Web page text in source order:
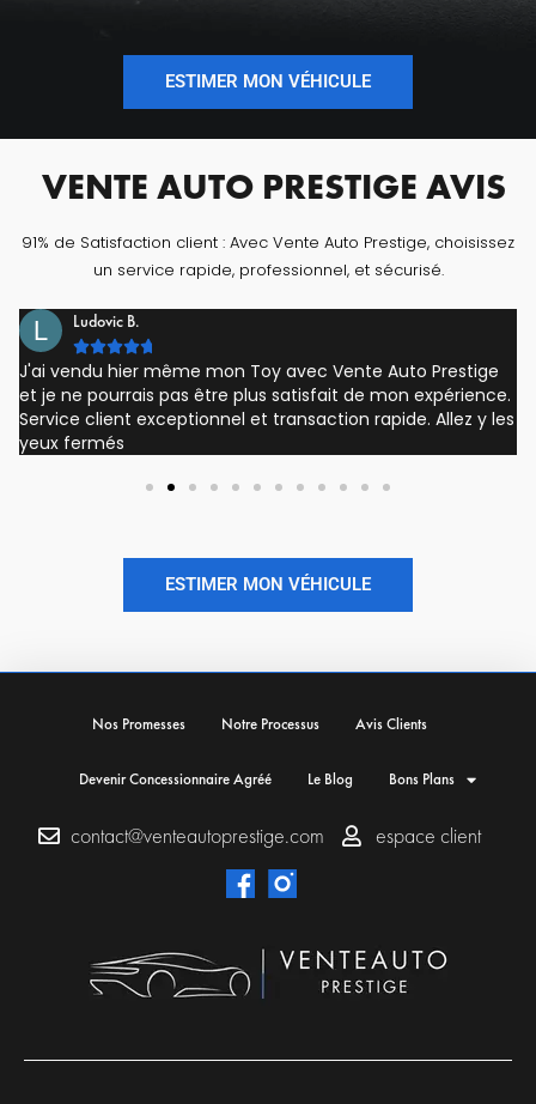
ESTIMER MON VÉHICULE
VENTE AUTO PRESTIGE AVIS
91% de Satisfaction client : Avec Vente Auto Prestige, choisissez
un service rapide, professionnel, et sécurisé.
Ludovic B.

J'ai vendu hier même mon Toy avec Vente Auto Prestige
et je ne pourrais pas être plus satisfait de mon expérience.
Service client exceptionnel et transaction rapide. Allez y les
yeux fermés
ESTIMER MON VÉHICULE
Nos Promesses Notre Processus Avis Clients
Devenir Concessionnaire Agréé Le Blog Bons Plans
contact@venteautoprestige.com espace client